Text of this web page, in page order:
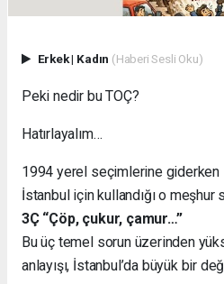
Erkek| Kadın (Haberi Sesli Oku)
Peki nedir bu TOÇ?
Hatırlayalım…
1994 yerel seçimlerine giderken
İstanbul için kullandığı o meşhur
3Ç “Çöp, çukur, çamur…”
Bu üç temel sorun üzerinden
anlayışı, İstanbul’da büyük bir